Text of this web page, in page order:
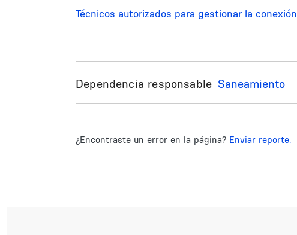
Técnicos autorizados para gestionar la conexión
Dependencia responsable Saneamiento
¿Encontraste un error en la página? Enviar reporte.